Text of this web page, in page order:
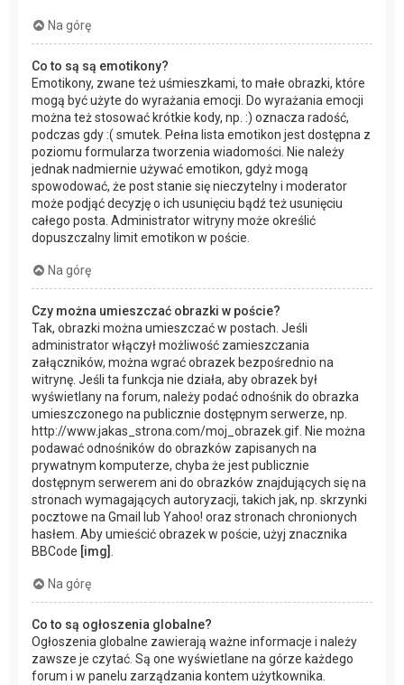
Na górę
Co to są są emotikony?
Emotikony, zwane też uśmieszkami, to małe obrazki, które
mogą być użyte do wyrażania emocji. Do wyrażania emocji
można też stosować krótkie kody, np. :) oznacza radość,
podczas gdy :( smutek. Pełna lista emotikon jest dostępna z
poziomu formularza tworzenia wiadomości. Nie należy
jednak nadmiernie używać emotikon, gdyż mogą
spowodować, że post stanie się nieczytelny i moderator
może podjąć decyzję o ich usunięciu bądź też usunięciu
całego posta. Administrator witryny może określić
dopuszczalny limit emotikon w poście.
Na górę
Czy można umieszczać obrazki w poście?
Tak, obrazki można umieszczać w postach. Jeśli
administrator włączył możliwość zamieszczania
załączników, można wgrać obrazek bezpośrednio na
witrynę. Jeśli ta funkcja nie działa, aby obrazek był
wyświetlany na forum, należy podać odnośnik do obrazka
umieszczonego na publicznie dostępnym serwerze, np.
http://www.jakas_strona.com/moj_obrazek.gif. Nie można
podawać odnośników do obrazków zapisanych na
prywatnym komputerze, chyba że jest publicznie
dostępnym serwerem ani do obrazków znajdujących się na
stronach wymagających autoryzacji, takich jak, np. skrzynki
pocztowe na Gmail lub Yahoo! oraz stronach chronionych
hasłem. Aby umieścić obrazek w poście, użyj znacznika
BBCode [img] .
Na górę
Co to są ogłoszenia globalne?
Ogłoszenia globalne zawierają ważne informacje i należy
zawsze je czytać. Są one wyświetlane na górze każdego
forum i w panelu zarządzania kontem użytkownika.